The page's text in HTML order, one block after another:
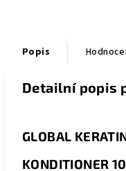
Popis
Detailní popis
GLOBAL
KONDITIONER